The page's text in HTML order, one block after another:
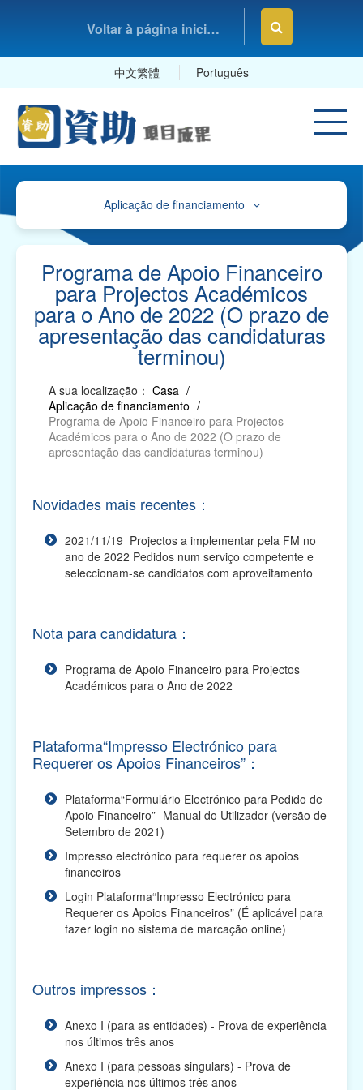
Voltar à página inicial da Fundação Macau
中文繁體 Português
Aplicação de financiamento
Avisos
Orienteações, Impressos e Exemplares
Orientações e Mapa de Referência sobre o
Plano de Contas
Impressos para "Pedidos de Apoio Financeiro" e
Relatório das Actividades Subsidiadas, Pedido
de Declaração, Pedido de Autorização para
Alterações e...
Impresso electrónico para requerer os apoios
Plano de Apoio Financeiro para Oferta de Cabazes,
Plano de Apoio Financeiro para Despesas de
Funcionamento de Associações, 2027
Plano de Apoio Financeiro para Actividades
(O prazo de apresentação das candidaturas
terminou...
Plano de Apoio Financeiro para Oferta de Cabazes,
2026 (O prazo de apresentação das candidaturas
Plano de Apoio Financeiro para Despesas de
Funcionamento de Associações, 2026 (O prazo de
apresentaç...
Plano de Apoio Financeiro para Projectos
Plano de Apoio Financeiro para Actividades
candidatu...
Plano Integrado de Apoio Financeiro para 2026 (O
prazo de apresentação das candidaturas terminou)
Programa de Apoio Financeiro
para Projectos Académicos
para o Ano de 2022 (O prazo de
apresentação das candidaturas
terminou)
A sua localização： Casa /
Aplicação de financiamento /
Programa de Apoio Financeiro para Projectos
Académicos para o Ano de 2022 (O prazo de
apresentação das candidaturas terminou)
Novidades mais recentes：
2021/11/19 Projectos a implementar pela FM no
ano de 2022 Pedidos num serviço competente e
seleccionam-se candidatos com aproveitamento
Nota para candidatura：
Programa de Apoio Financeiro para Projectos
Académicos para o Ano de 2022
Plataforma“Impresso Electrónico para
Requerer os Apoios Financeiros”：
Plataforma“Formulário Electrónico para Pedido de
Apoio Financeiro”- Manual do Utilizador (versão de
Setembro de 2021)
Impresso electrónico para requerer os apoios
financeiros
Login Plataforma“Impresso Electrónico para
Requerer os Apoios Financeiros” (É aplicável para
fazer login no sistema de marcação online)
Outros impressos：
Anexo I (para as entidades) - Prova de experiência
nos últimos três anos
Anexo I (para pessoas singulars) - Prova de
experiência nos últimos três anos